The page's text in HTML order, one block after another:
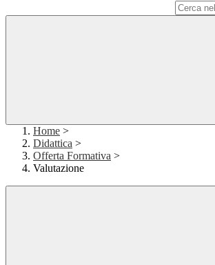
Home >
Didattica >
Offerta Formativa >
Valutazione